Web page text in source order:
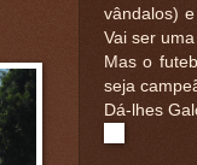
vândalos)
Vai ser
Mas o
seja
Dá-lhes